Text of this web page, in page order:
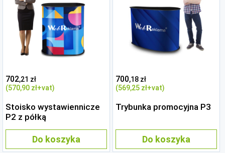
702,21 zł
(570,90 zł+vat)
Stoisko wystawiennicze
P2 z półką
Do koszyka
700,18 zł
(569,25 zł+vat)
Trybunka promocyjna P3
Do koszyka